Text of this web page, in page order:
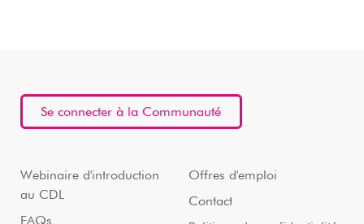
Se connecter à la Communauté
Webinaire d'introduction
au CDL
FAQs
Offres d'emploi
Contact